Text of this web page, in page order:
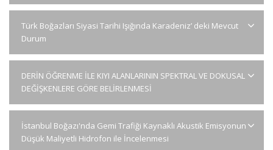
Türk Boğazları Siyasi Tarihi Işığında Karadeniz’ deki Mevcut
Durum
DERİN ÖĞRENME İLE KIYI ALANLARININ SPEKTRAL VE DOKUSAL
DEĞİŞKENLERE GÖRE BELİRLENMESİ
İstanbul Boğazı'nda Gemi Trafiği Kaynaklı Akustik Emisyonun
Düşük Maliyetli Hidrofon ile İncelenmesi